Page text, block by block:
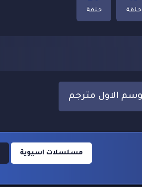
حلقة حلقة
مسلسلات اسيوية